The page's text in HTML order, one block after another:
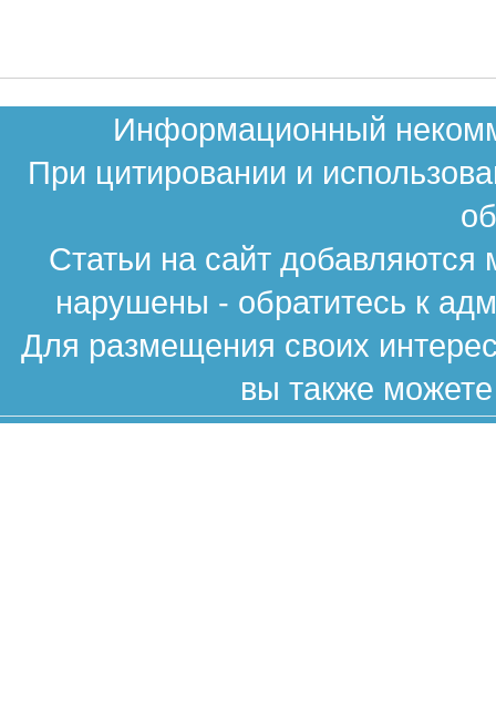
Информационный
При цитировании и
Статьи на сайт
нарушены - обратитесь к
Для размещения своих
вы также